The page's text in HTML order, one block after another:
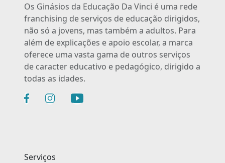
Os Ginásios da Educação Da Vinci é uma rede
franchising de serviços de educação dirigidos,
não só a jovens, mas também a adultos. Para
além de explicações e apoio escolar, a marca
oferece uma vasta gama de outros serviços
de caracter educativo e pedagógico, dirigido a
todas as idades.
Serviços